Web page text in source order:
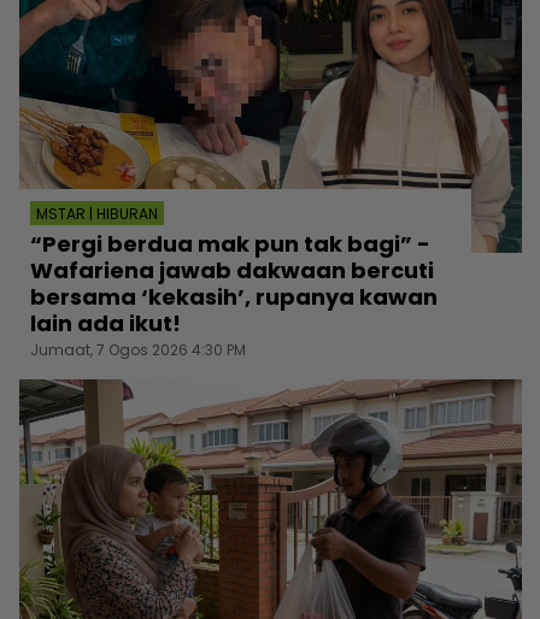
MSTAR | HIBURAN
“Pergi berdua mak pun tak bagi” -
Wafariena jawab dakwaan bercuti
bersama ‘kekasih’, rupanya kawan
lain ada ikut!
Jumaat, 7 Ogos 2026 4:30 PM